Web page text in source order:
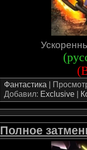
Фантастика |
Добавил: Exclusive |
Полное